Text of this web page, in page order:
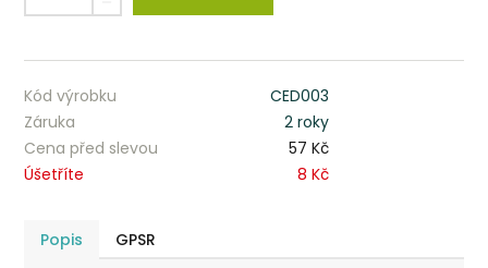
Kód výrobku
CED003
Záruka
2 roky
Cena před slevou
57 Kč
Úšetříte
8 Kč
Popis GPSR